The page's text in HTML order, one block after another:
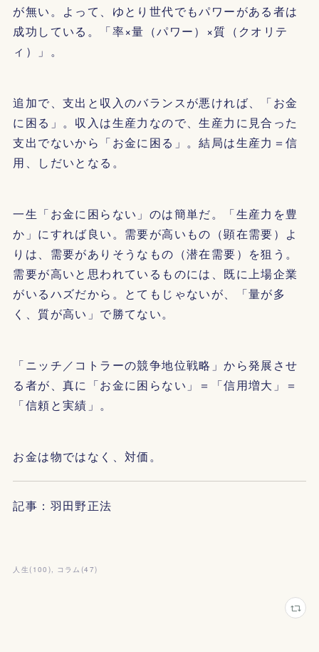
が無い。よって、ゆとり世代でもパワーがある者は
成功している。「率×量（パワー）×質（クオリテ
ィ）」。
追加で、支出と収入のバランスが悪ければ、「お金
に困る」。収入は生産力なので、生産力に見合った
支出でないから「お金に困る」。結局は生産力＝信
用、しだいとなる。
一生「お金に困らない」のは簡単だ。「生産力を豊
か」にすれば良い。需要が高いもの（顕在需要）よ
りは、需要がありそうなもの（潜在需要）を狙う。
需要が高いと思われているものには、既に上場企業
がいるハズだから。とてもじゃないが、「量が多
く、質が高い」で勝てない。
「ニッチ／コトラーの競争地位戦略」から発展させ
る者が、真に「お金に困らない」＝「信用増大」＝
「信頼と実績」。
お金は物ではなく、対価。
記事：羽田野正法
人生 ( 100 ) コラム (47)